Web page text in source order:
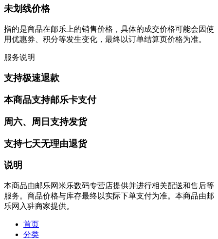
未划线价格
指的是商品在邮乐上的销售价格，具体的成交价格可能会因使
用优惠券、积分等发生变化，最终以订单结算页价格为准。
服务说明
支持极速退款
本商品支持邮乐卡支付
周六、周日支持发货
支持七天无理由退货
说明
本商品由邮乐网米乐数码专营店提供并进行相关配送和售后等
服务。商品价格与库存最终以实际下单支付为准。本商品由邮
乐网入驻商家提供。
首页
分类